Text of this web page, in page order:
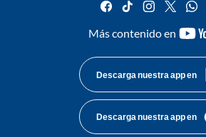
facebook
tiktok
Más contenido en
Descarga nuestra app en
Descarga nuestra app en